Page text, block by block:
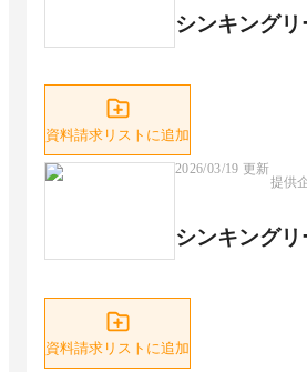
シンキング
資料請求リストに追加
2026/03/19 更新
提供
シンキング
資料請求リストに追加